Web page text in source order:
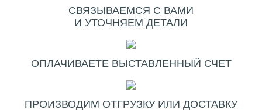
СВЯЗЫВАЕМСЯ С ВАМИ
И УТОЧНЯЕМ ДЕТАЛИ
ОПЛАЧИВАЕТЕ ВЫСТАВЛЕННЫЙ СЧЕТ
ПРОИЗВОДИМ ОТГРУЗКУ ИЛИ ДОСТАВКУ